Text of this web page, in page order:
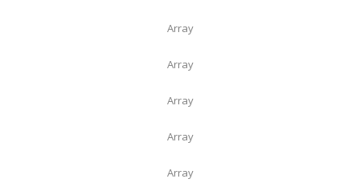
Array
Array
Array
Array
Array